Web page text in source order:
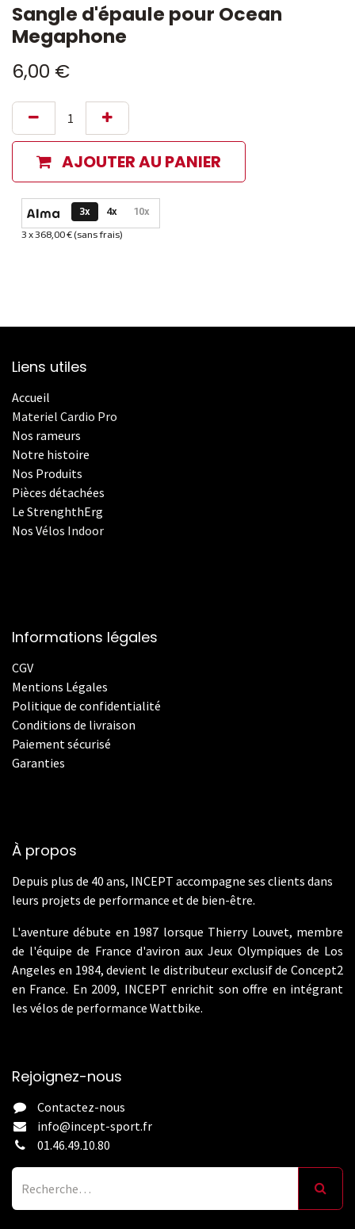
Sangle d'épaule pour Ocean
Megaphone
6,00 €
AJOUTER AU PANIER
Options de paiement disponibles
3x 4x 10x
Informations sur le plan de paiement sélectionné
3 x 368,00 € (sans frais)
Liens utiles
Accueil
Materiel Cardio Pro
Nos rameurs
Notre histoire
Nos Produits
Pièces détachées
Le StrenghthErg
Nos Vélos Indoor
Informations légales
CGV
Mentions Légales
Politique de confidentialité
Conditions de livraison
Paiement sécurisé
Garanties
À propos
Depuis plus de 40 ans, INCEPT accompagne ses clients dans
leurs projets de performance et de bien-être.
L'aventure débute en 1987 lorsque Thierry Louvet, membre
de l'équipe de France d'aviron aux Jeux Olympiques de Los
Angeles en 1984, devient le distributeur exclusif de Concept2
en France. En 2009, INCEPT enrichit son offre en intégrant
les vélos de performance Wattbike.
Rejoignez-nous
Contactez-nous
info@incept-sport.fr
01.46.49.10.80